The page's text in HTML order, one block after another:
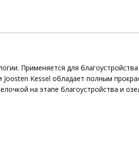
Применяется для
Kessel обладает полным
на этапе благоустройства и